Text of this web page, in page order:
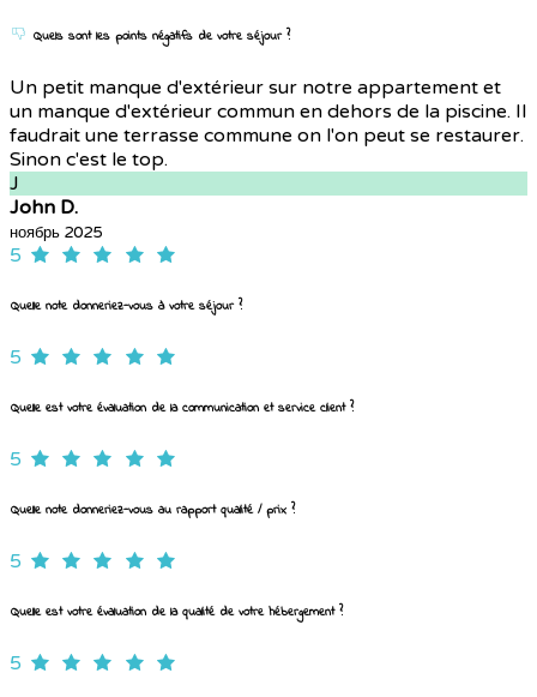
Quels sont les points négatifs de votre séjour ?
Un petit manque d'extérieur sur notre appartement et
un manque d'extérieur commun en dehors de la piscine. Il
faudrait une terrasse commune on l'on peut se restaurer.
Sinon c'est le top.
J
John D.
ноябрь 2025
5
Quelle note donneriez-vous à votre séjour ?
5
Quelle est votre évaluation de la communication et service client ?
5
Quelle note donneriez-vous au rapport qualité / prix ?
5
Quelle est votre évaluation de la qualité de votre hébergement ?
5